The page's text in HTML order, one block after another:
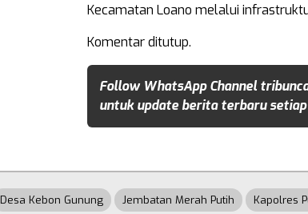
Kecamatan Loano melalui
Komentar ditutup.
Follow WhatsApp Channel
untuk update berita terbaru
Desa Kebon Gunung Jembatan Merah Putih Kapolres